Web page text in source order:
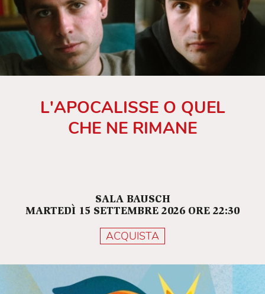
L'APOCALISSE O QUEL
CHE NE RIMANE
SALA BAUSCH
MARTEDÌ 15 SETTEMBRE 2026 ORE 22:30
ACQUISTA